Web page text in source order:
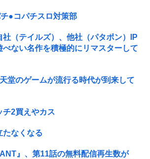
●コパチスロ対策部
社（テイルズ）、他社（パタポン）IP
べない名作を積極的にリマスターして
堂のゲームが流行る時代が到来して
チ2買えやカス
たなくなる
』、第11話の無料配信再生数が